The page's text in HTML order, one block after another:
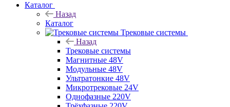
Каталог
Назад
Каталог
Трековые системы
Назад
Трековые системы
Магнитные 48V
Модульные 48V
Ультратонкие 48V
Микротрековые 24V
Однофазные 220V